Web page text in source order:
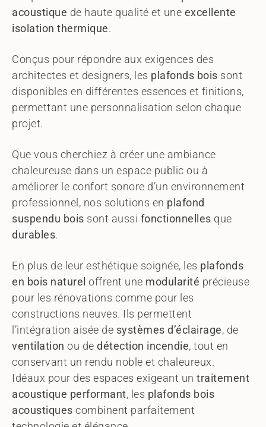
acoustique de haute qualité et une excellente
isolation thermique.
Conçus pour répondre aux exigences des
architectes et designers, les plafonds bois sont
disponibles en différentes essences et finitions,
permettant une personnalisation selon chaque
projet.
Que vous cherchiez à créer une ambiance
chaleureuse dans un espace public ou à
améliorer le confort sonore d’un environnement
professionnel, nos solutions en plafond
suspendu bois sont aussi fonctionnelles que
durables.
En plus de leur esthétique soignée, les plafonds
en bois naturel offrent une modularité précieuse
pour les rénovations comme pour les
constructions neuves. Ils permettent
l’intégration aisée de systèmes d’éclairage, de
ventilation ou de détection incendie, tout en
conservant un rendu noble et chaleureux.
Idéaux pour des espaces exigeant un traitement
acoustique performant, les plafonds bois
acoustiques combinent parfaitement